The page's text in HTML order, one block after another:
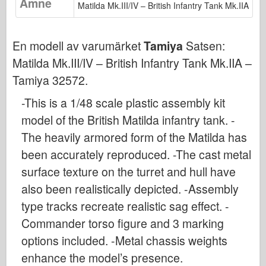
Bronco
Dnepromodel (dnepromodel)
Dragon
Eduard
E.T. Modell
Fina mögel
Tapperhetskrafter
Friulmodel
Hasegawa
Heller (också)
HobbyBoss (hobbyboss)
IBG-modeller
Matilda Mk.III/IV – British Infantry Tank Mk.IIA
En modell av varumärketTamiya Satsen:
Matilda Mk.III/IV – British Infantry Tank Mk.IIA –
Tamiya 32572.
-This is a 1/48 scale plastic assembly kit
model of the British Matilda infantry tank. -
The heavily armored form of the Matilda has
been accurately reproduced. -The cast metal
surface texture on the turret and hull have
also been realistically depicted. -Assembly
type tracks recreate realistic sag effect. -
Commander torso figure and 3 marking
options included. -Metal chassis weights
enhance the model’s presence.